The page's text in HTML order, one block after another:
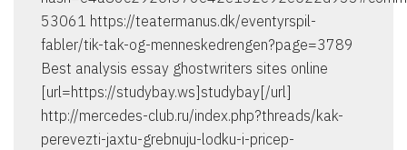
53061 https://teatermanus.dk/eventyrspil-
fabler/tik-tak-og-menneskedrengen?page=3789
Best analysis essay ghostwriters sites online
[url=https://studybay.ws]studybay[/url]
http://mercedes-club.ru/index.php?threads/kak-
perevezti-jaxtu-grebnuju-lodku-i-pricep-